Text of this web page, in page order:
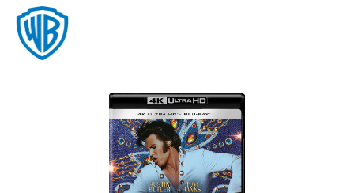
Bildergalerie überspringen